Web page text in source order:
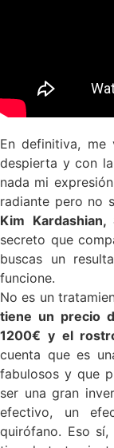
En definitiva, me
despierta y con
nada mi
radiante pero no
Kim
secreto que
buscas un
funcione.
No es un
tiene un precio
1200€ y el
cuenta que es
fabulosos y que
ser una gran
efectivo, un
quirófano. Eso